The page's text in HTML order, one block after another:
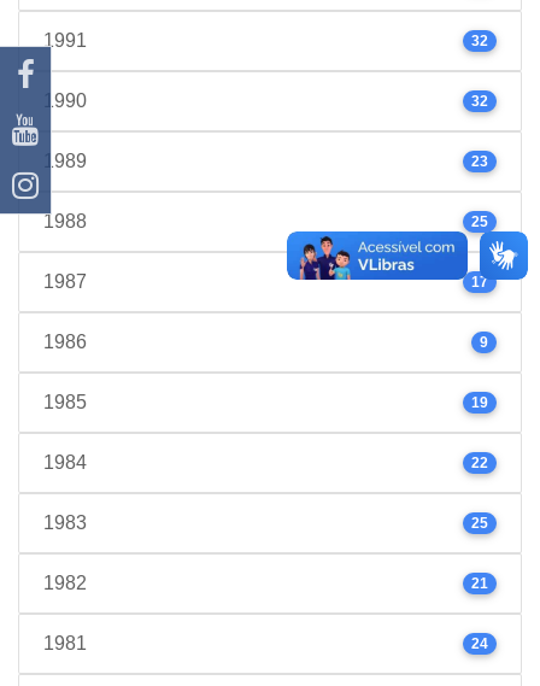
1991 32
1990 32
1989 23
1988 25
1987 17
1986 9
1985 19
1984 22
1983 25
1982 21
1981 24